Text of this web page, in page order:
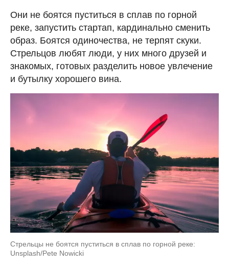
Они не боятся пуститься в сплав по горной
реке, запустить стартап, кардинально сменить
образ. Боятся одиночества, не терпят скуки.
Стрельцов любят люди, у них много друзей и
знакомых, готовых разделить новое увлечение
и бутылку хорошего вина.
Стрельцы не боятся пуститься в сплав по горной реке:
Unsplash/Pete Nowicki